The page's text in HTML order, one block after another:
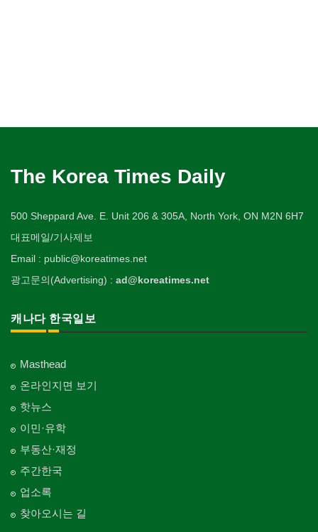
The Korea Times Daily
500 Sheppard Ave. E. Unit 206 & 305A, North York, ON M2N 6H7
대표메일/기사제보
Email : public@koreatimes.net
광고문의(Advertising) : ad@koreatimes.net
캐나다 한국일보
Masthead
온라인지면 보기
핫뉴스
이민·유학
부동산·재정
주간한국
업소록
찾아오시는 길